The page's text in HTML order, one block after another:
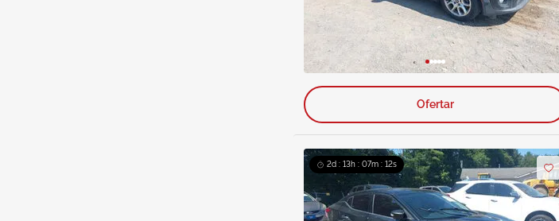
Ofertar
2d : 13h : 07m : 11s